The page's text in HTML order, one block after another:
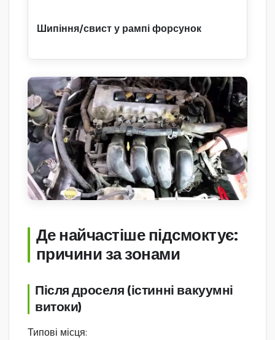
Шипіння/свист у рампі форсунок
Де найчастіше підсмоктує:
причини за зонами
Після дроселя (істинні вакуумні
витоки)
Типові місця: